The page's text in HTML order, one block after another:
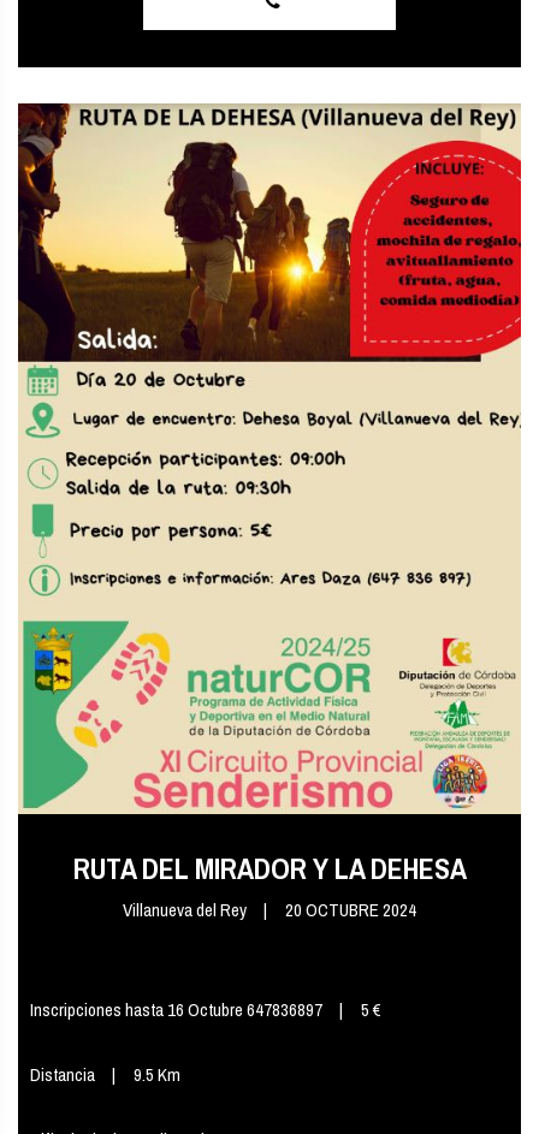
RUTA DEL MIRADOR Y LA DEHESA
Villanueva del Rey 20 OCTUBRE 2024
Inscripciones hasta 16 Octubre 647836897 5 €
Distancia 9.5 Km